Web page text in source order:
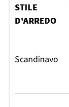
STILE
D'ARREDO
Scandinavo